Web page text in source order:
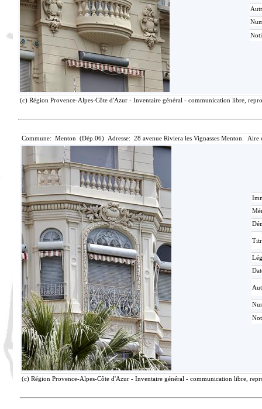
Autr
(c) Région Provence-Alpes-Côte d'Azur - Inventaire général - communication libre,
Commune: Menton (Dép.06) Adresse: 28 avenue Riviera les Vignasses Menton.
(c) Région Provence-Alpes-Côte d'Azur - Inventaire général - communication libre,